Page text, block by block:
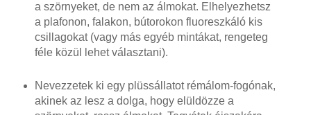
a szörnyeket, de nem az álmokat. Elhelyezhetsz
a plafonon, falakon, bútorokon fluoreszkáló kis
csillagokat (vagy más egyéb mintákat, rengeteg
féle közül lehet választani).
Nevezzetek ki egy plüssállatot rémálom-fogónak,
akinek az lesz a dolga, hogy elüldözze a